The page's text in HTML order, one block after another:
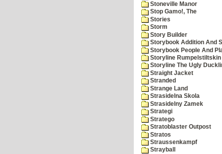
Stoneville Manor
Stop Gamo!, The
Stories
Storm
Story Builder
Storybook Addition And
Storybook People And
Storyline Rumpelstiltskin
Storyline The Ugly
Straight Jacket
Stranded
Strange Land
Strasidelna Skola
Strasidelny Zamek
Strategi
Stratego
Stratoblaster Outpost
Stratos
Straussenkampf
Strayball